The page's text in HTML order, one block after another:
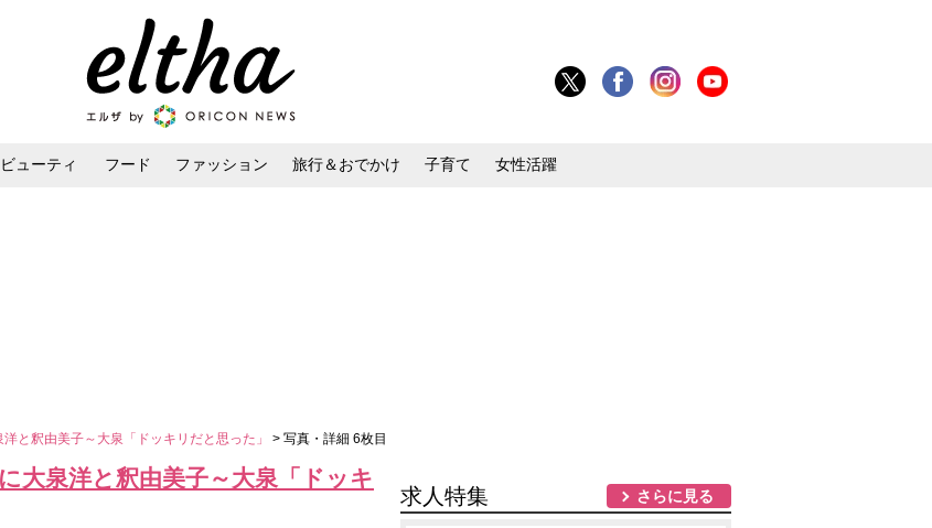
ビューティ フード ファッション 旅行＆おでかけ 子育て 女性活躍
と釈由美子～大泉「ドッキリだと思った」 > 写真・詳細 6枚目
大泉洋と釈由美子～大泉「ドッキ
求人特集 さらに見る